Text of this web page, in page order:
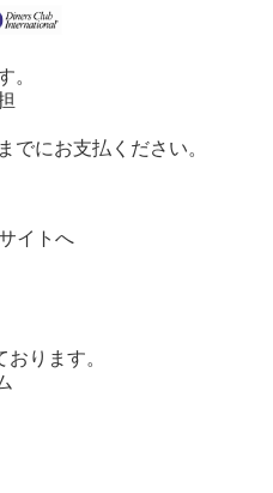
。
でにお支払ください。
イトへ
ります。